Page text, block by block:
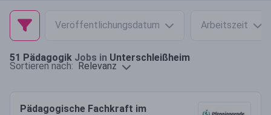
Veröffentlichungsdatum Arbeitszeit
51 Pädagogik Jobs in Unterschleißheim
Sortieren nach: Relevanz
Pädagogische Fachkraft im